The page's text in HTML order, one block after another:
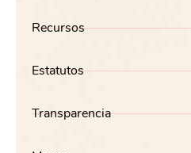
Recursos
Estatutos
Transparencia